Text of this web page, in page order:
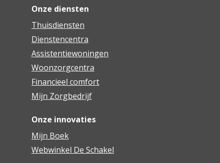
Onze diensten
Thuisdiensten
Dienstencentra
Assistentiewoningen
Woonzorgcentra
Financieel comfort
Mijn Zorgbedrijf
Onze innovaties
Mijn Boek
Webwinkel De Schakel